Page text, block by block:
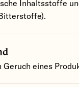
Inhaltsstoffe
Geruch eines